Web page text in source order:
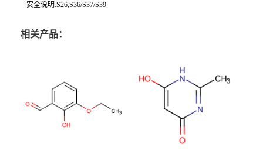
安全说明:S26;S36/S37/S39
相关产品：